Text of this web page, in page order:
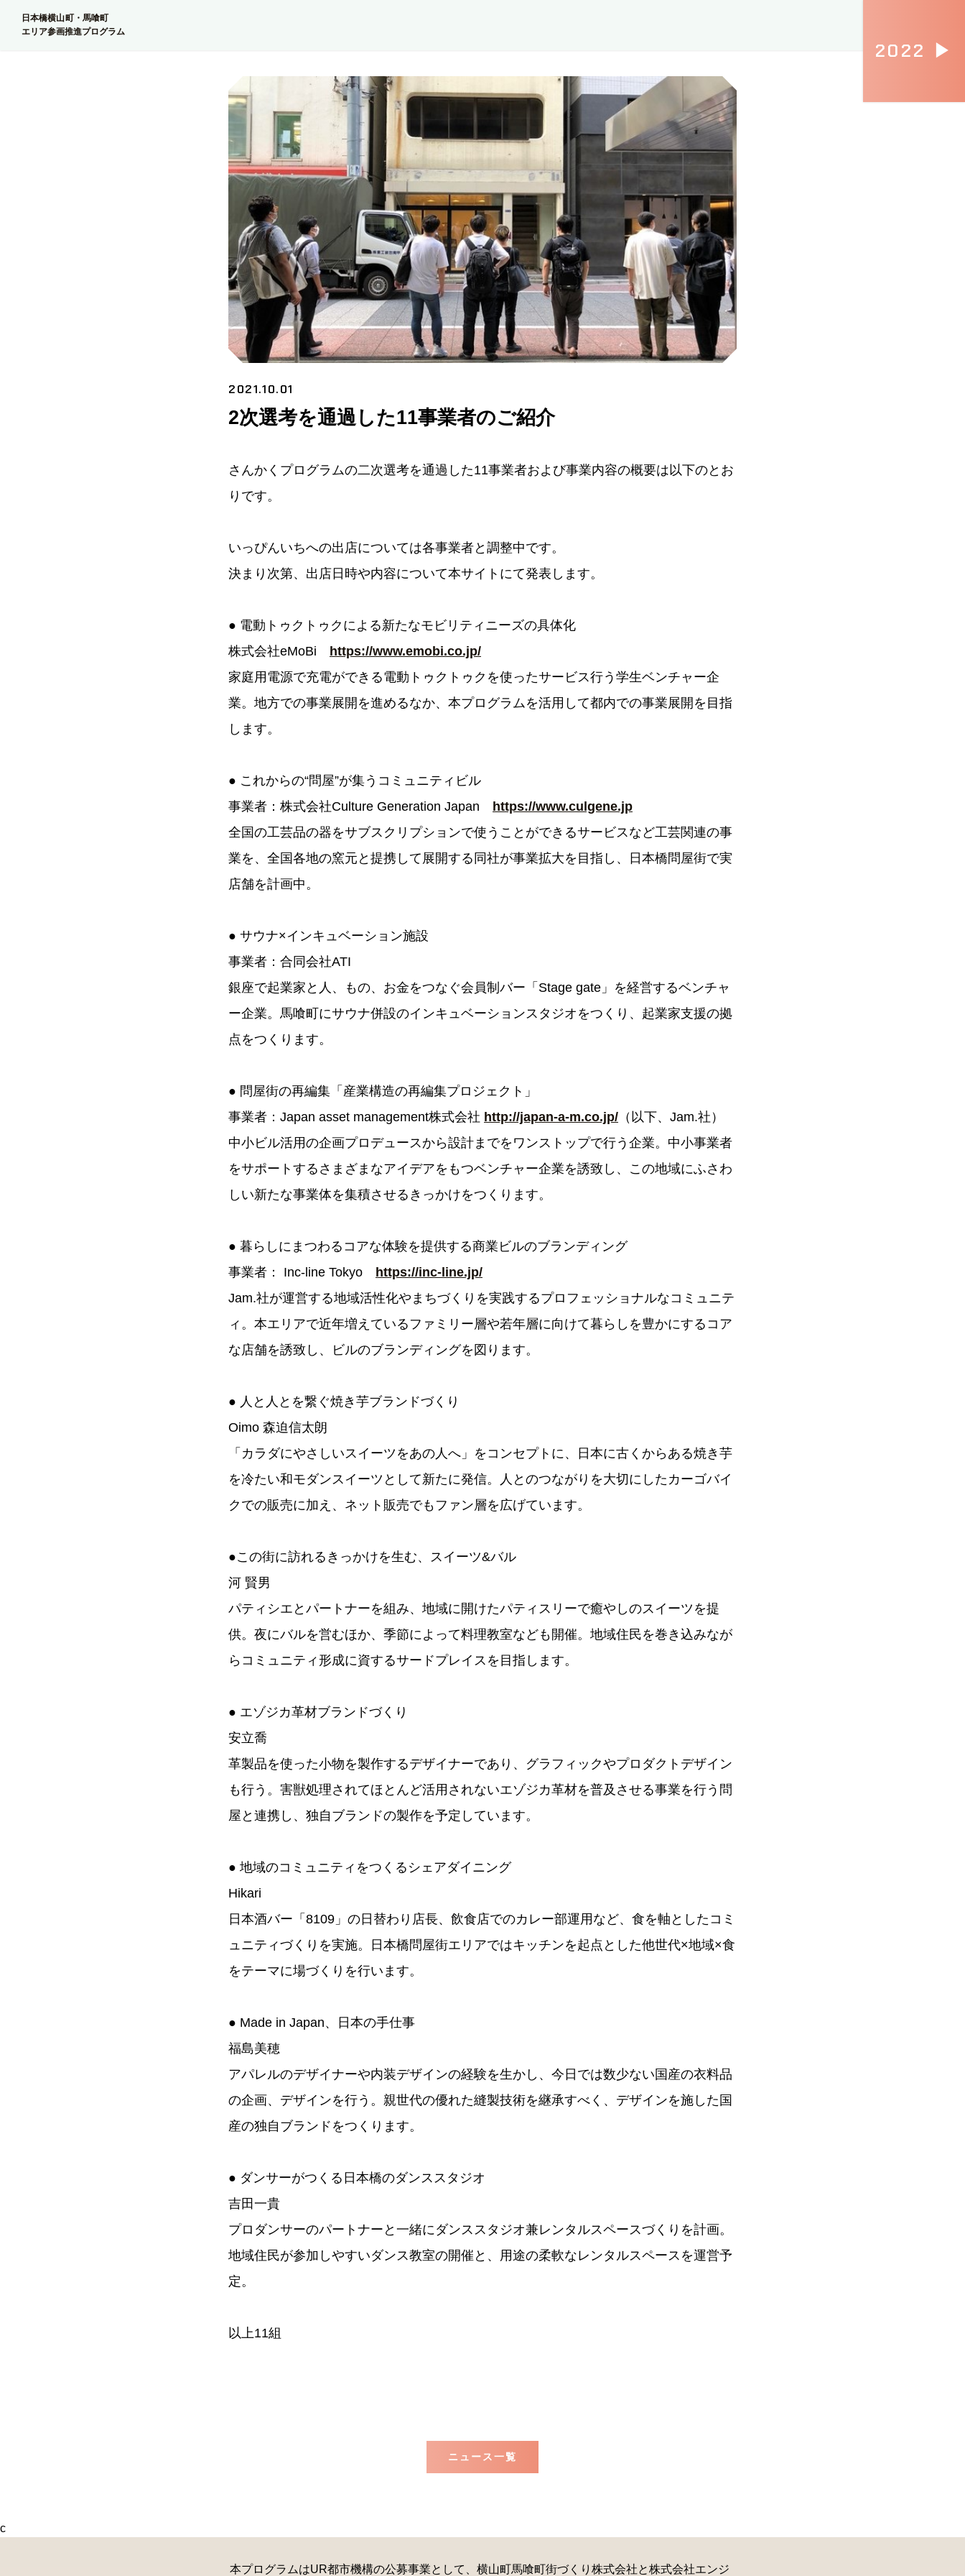
日本橋横山町・馬喰町
エリア参画推進プログラム
2022 ▶︎
2021.10.01
2次選考を通過した11事業者のご紹介
さんかくプログラムの二次選考を通過した11事業者および事業内容の概要は以下のとお
りです。
いっぴんいちへの出店については各事業者と調整中です。
決まり次第、出店日時や内容について本サイトにて発表します。
● 電動トゥクトゥクによる新たなモビリティニーズの具体化
株式会社eMoBi https://www.emobi.co.jp/
家庭用電源で充電ができる電動トゥクトゥクを使ったサービス行う学生ベンチャー企
業。地方での事業展開を進めるなか、本プログラムを活用して都内での事業展開を目指
します。
● これからの“問屋”が集うコミュニティビル
事業者：株式会社Culture Generation Japan https://www.culgene.jp
全国の工芸品の器をサブスクリプションで使うことができるサービスなど工芸関連の事
業を、全国各地の窯元と提携して展開する同社が事業拡大を目指し、日本橋問屋街で実
店舗を計画中。
● サウナ×インキュベーション施設
事業者：合同会社ATI
銀座で起業家と人、もの、お金をつなぐ会員制バー「Stage gate」を経営するベンチャ
ー企業。馬喰町にサウナ併設のインキュベーションスタジオをつくり、起業家支援の拠
点をつくります。
● 問屋街の再編集「産業構造の再編集プロジェクト」
事業者：Japan asset management株式会社 http://japan-a-m.co.jp/ （以下、Jam.社）
中小ビル活用の企画プロデュースから設計までをワンストップで行う企業。中小事業者
をサポートするさまざまなアイデアをもつベンチャー企業を誘致し、この地域にふさわ
しい新たな事業体を集積させるきっかけをつくります。
● 暮らしにまつわるコアな体験を提供する商業ビルのブランディング
事業者： Inc-line Tokyo https://inc-line.jp/
Jam.社が運営する地域活性化やまちづくりを実践するプロフェッショナルなコミュニテ
ィ。本エリアで近年増えているファミリー層や若年層に向けて暮らしを豊かにするコア
な店舗を誘致し、ビルのブランディングを図ります。
● 人と人とを繋ぐ焼き芋ブランドづくり
Oimo 森迫信太朗
「カラダにやさしいスイーツをあの人へ」をコンセプトに、日本に古くからある焼き芋
を冷たい和モダンスイーツとして新たに発信。人とのつながりを大切にしたカーゴバイ
クでの販売に加え、ネット販売でもファン層を広げています。
●この街に訪れるきっかけを生む、スイーツ&バル
河 賢男
パティシエとパートナーを組み、地域に開けたパティスリーで癒やしのスイーツを提
供。夜にバルを営むほか、季節によって料理教室なども開催。地域住民を巻き込みなが
らコミュニティ形成に資するサードプレイスを目指します。
● エゾジカ革材ブランドづくり
安立喬
革製品を使った小物を製作するデザイナーであり、グラフィックやプロダクトデザイン
も行う。害獣処理されてほとんど活用されないエゾジカ革材を普及させる事業を行う問
屋と連携し、独自ブランドの製作を予定しています。
● 地域のコミュニティをつくるシェアダイニング
Hikari
日本酒バー「8109」の日替わり店長、飲食店でのカレー部運用など、食を軸としたコミ
ュニティづくりを実施。日本橋問屋街エリアではキッチンを起点とした他世代×地域×食
をテーマに場づくりを行います。
● Made in Japan、日本の手仕事
福島美穂
アパレルのデザイナーや内装デザインの経験を生かし、今日では数少ない国産の衣料品
の企画、デザインを行う。親世代の優れた縫製技術を継承すべく、デザインを施した国
産の独自ブランドをつくります。
● ダンサーがつくる日本橋のダンススタジオ
吉田一貴
プロダンサーのパートナーと一緒にダンススタジオ兼レンタルスペースづくりを計画。
地域住民が参加しやすいダンス教室の開催と、用途の柔軟なレンタルスペースを運営予
定。
以上11組
ニュース一覧
c
本プログラムはUR都市機構の公募事業として、横山町馬喰町街づくり株式会社と株式会社エンジ